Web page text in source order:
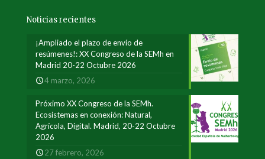
Noticias recientes
¡Ampliado el plazo de envío de
resúmenes!: XX Congreso de la SEMh en
Madrid 20-22 Octubre 2026
4 marzo, 2026
Próximo XX Congreso de la SEMh.
Ecosistemas en conexión: Natural,
Agrícola, Digital. Madrid, 20-22 Octubre
2026
27 febrero, 2026